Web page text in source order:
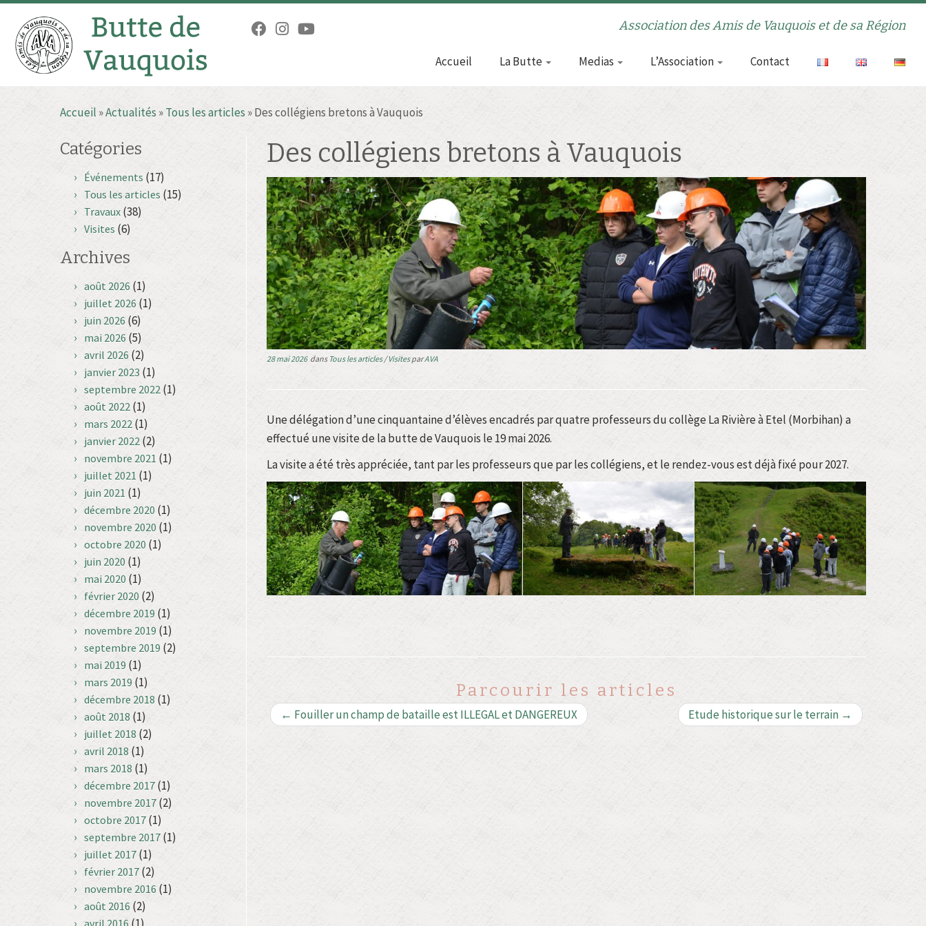
Association des Amis de Vauquois et de sa Région
Accueil La Butte Medias L’Association Contact
Accueil »Actualités»Tous les articles »Des collégiens bretons à Vauquois
Catégories
Événements (17)
Tous les articles (15)
Travaux (38)
Visites (6)
Archives
août 2026 (1)
juillet 2026 (1)
juin 2026 (6)
mai 2026 (5)
avril 2026 (2)
janvier 2023 (1)
septembre 2022 (1)
août 2022 (1)
mars 2022 (1)
janvier 2022 (2)
novembre 2021 (1)
juillet 2021 (1)
juin 2021 (1)
décembre 2020 (1)
novembre 2020 (1)
octobre 2020 (1)
juin 2020 (1)
mai 2020 (1)
février 2020 (2)
décembre 2019 (1)
novembre 2019 (1)
septembre 2019 (2)
mai 2019 (1)
mars 2019 (1)
décembre 2018 (1)
août 2018 (1)
juillet 2018 (2)
avril 2018 (1)
mars 2018 (1)
décembre 2017 (1)
novembre 2017 (2)
octobre 2017 (1)
septembre 2017 (1)
juillet 2017 (1)
février 2017 (2)
novembre 2016 (1)
août 2016 (2)
avril 2016
Des collégiens bretons à Vauquois
28 mai 2026dans Tous les articles/VisitesparAVA
Une délégation d’une cinquantaine d’élèves encadrés par quatre professeurs du collège La Rivière à Etel (Morbihan) a
effectué une visite de la butte de Vauquois le 19 mai 2026.
La visite a été très appréciée, tant par les professeurs que par les collégiens, et le rendez-vous est déjà fixé pour 2027.
Parcourir les articles
← Fouiller un champ de bataille est ILLEGAL et DANGEREUX Etude historique sur le terrain →